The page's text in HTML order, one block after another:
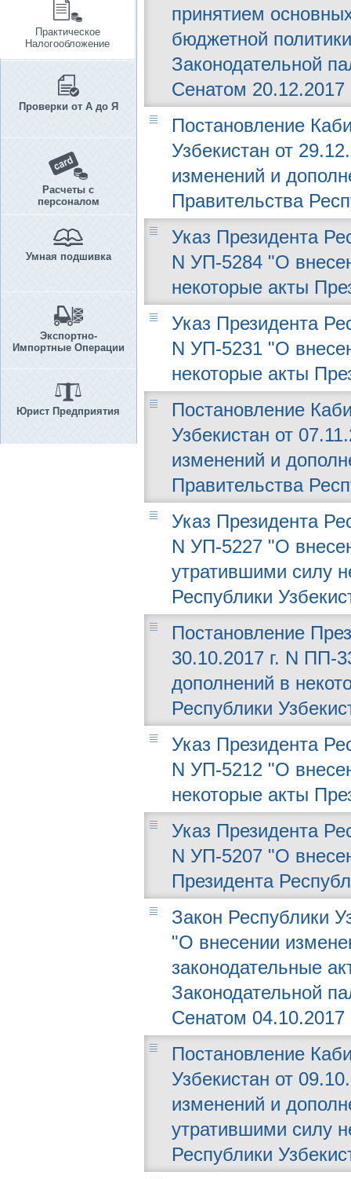
Практическое
Налогообложение
Проверки от А до Я
Расчеты с
персоналом
Умная подшивка
Экспортно-
Импортные Операции
Юрист Предприятия
принятием
бюджетной
Законодательной
Сенатом 20.12.2017
Постановление
Узбекистан от
изменений и
Правительства
Указ Президента
N УП-5284 "О
некоторые акты
Указ Президента
N УП-5231 "О
некоторые акты
Постановление
Узбекистан от
изменений и
Правительства
Указ Президента
N УП-5227 "О
утратившими силу
Республики
Постановление
30.10.2017 г. N ПП-
дополнений в
Республики
Указ Президента
N УП-5212 "О
некоторые акты
Указ Президента
N УП-5207 "О
Президента
Закон Республики
"О внесении
законодательные
Законодательной
Сенатом 04.10.2017
Постановление
Узбекистан от
изменений и
утратившими силу
Республики